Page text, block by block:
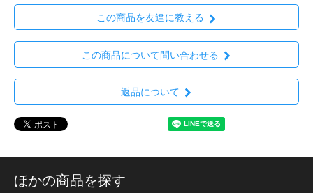
この商品を友達に教える
この商品について問い合わせる
返品について
ほかの商品を探す